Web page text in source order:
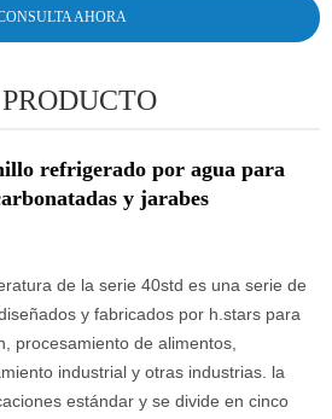
AHORA
refrigerado por agua para
y jarabes
de la serie 40std es una serie de
y fabricados por h.stars para
procesamiento de alimentos,
industrial y otras industrias. la
estándar y se divide en cinco